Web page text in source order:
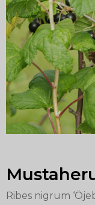
Ribes nigrum